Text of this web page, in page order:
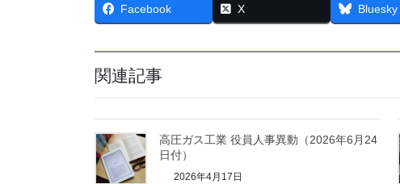
Facebook X Bluesky
関連記事
高圧ガス工業 役員人事異動（2026年6月24
日付）
2026年4月17日